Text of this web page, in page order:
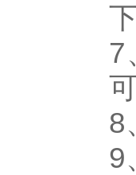
7
8
9